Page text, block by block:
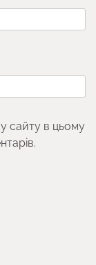
сайту в цьому